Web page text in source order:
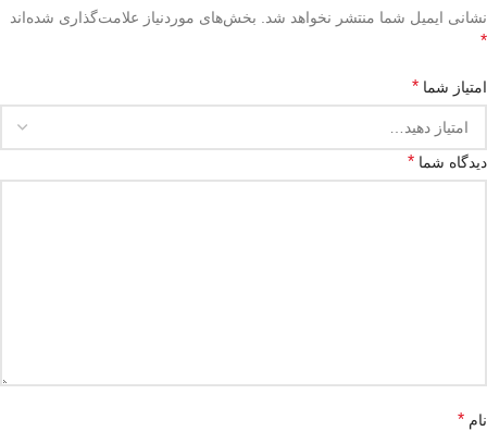
نشانی ایمیل شما منتشر نخواهد شد. بخش‌های موردنیاز علامت‌گذاری شده‌اند
*
امتیاز شما *
دیدگاه شما *
نام *